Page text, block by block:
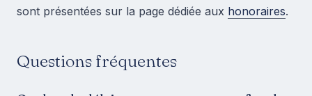
sont présentées sur la page dédiée aux honoraires.
Questions fréquentes